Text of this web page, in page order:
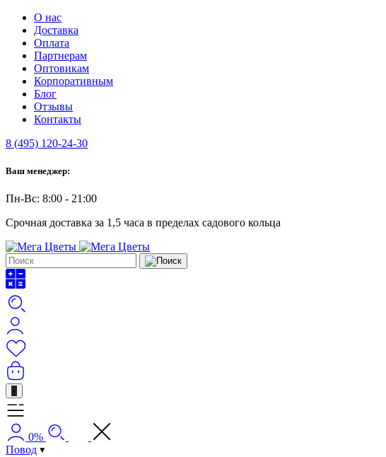
О нас
Доставка
Оплата
Партнерам
Оптовикам
Корпоративным
Блог
Отзывы
Контакты
8 (495) 120-24-30
Ваш менеджер:
Пн-Вс: 8:00 - 21:00
Срочная доставка за 1,5 часа в пределах садового кольца
+
0%
Повод